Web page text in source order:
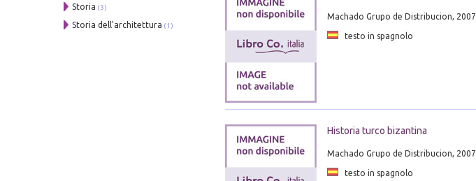
Storia (3)
Storia dell'architettura (1)
Machado Grupo de Distribucion, 2007
testo in spagnolo
Historia turco bizantina
Machado Grupo de Distribucion, 2007
testo in spagnolo